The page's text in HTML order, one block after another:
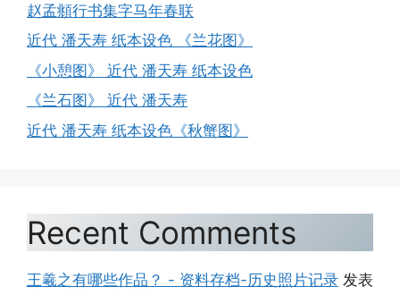
赵孟頫行书集字马年春联
近代 潘天寿 纸本设色 《兰花图》
《小憩图》 近代 潘天寿 纸本设色
《兰石图》 近代 潘天寿
近代 潘天寿 纸本设色《秋蟹图》
Recent Comments
王羲之有哪些作品？ - 资料存档-历史照片记录 发表